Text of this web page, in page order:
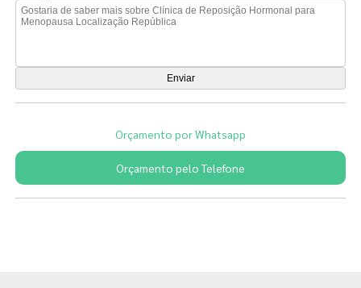
Orçamento por Whatsapp
Orçamento pelo Telefone